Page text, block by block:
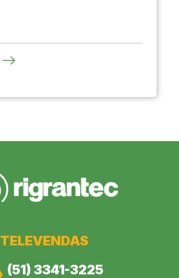
TELEVENDAS
(51) 3341-3225